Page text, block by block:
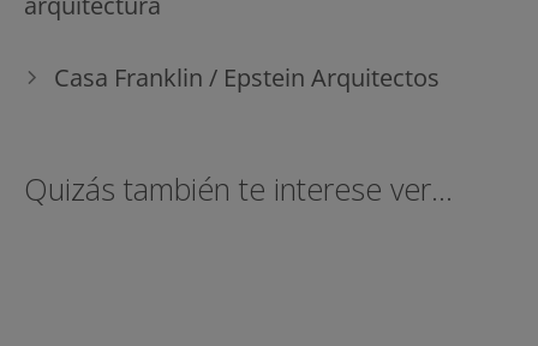
entradas
Casa Franklin / Epstein Arquitectos
Quizás también te interese ver...